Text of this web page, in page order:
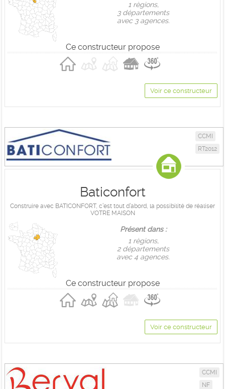
1 règions,
3 départements
avec 3 agences.
Ce constructeur propose
Voir ce constructeur
CCMI
RT2012
Baticonfort
Construire avec BATICONFORT, c’est tout d’abord, la possibilité de réaliser
VOTRE MAISON
Présent dans :
1 règions,
2 départements
avec 4 agences.
Ce constructeur propose
Voir ce constructeur
CCMI
NF